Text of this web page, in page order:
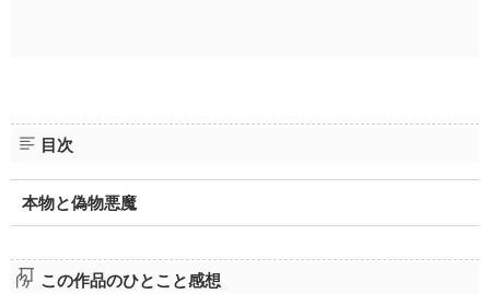
目次
本物と偽物悪魔
この作品のひとこと感想